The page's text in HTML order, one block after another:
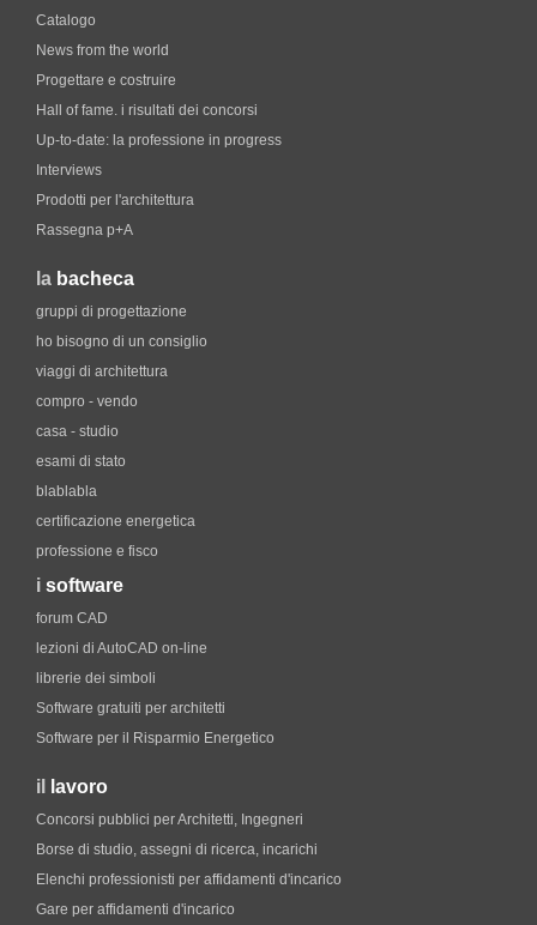
Catalogo
News from the world
Progettare e costruire
Hall of fame. i risultati dei concorsi
Up-to-date: la professione in progress
Interviews
Prodotti per l'architettura
Rassegna p+A
la bacheca
gruppi di progettazione
ho bisogno di un consiglio
viaggi di architettura
compro - vendo
casa - studio
esami di stato
blablabla
certificazione energetica
professione e fisco
i software
forum CAD
lezioni di AutoCAD on-line
librerie dei simboli
Software gratuiti per architetti
Software per il Risparmio Energetico
il lavoro
Concorsi pubblici per Architetti, Ingegneri
Borse di studio, assegni di ricerca, incarichi
Elenchi professionisti per affidamenti d'incarico
Gare per affidamenti d'incarico